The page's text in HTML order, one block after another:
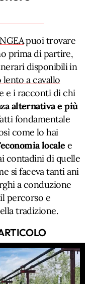
puoi trovare
prima di partire,
disponibili in
a cavallo
e i racconti di chi
alternativa e più
fondamentale
come lo hai
locale e
contadini di quelle
si faceva tanti ani
a conduzione
percorso e
tradizione.